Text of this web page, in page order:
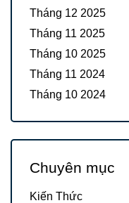
Tháng 12 2025
Tháng 11 2025
Tháng 10 2025
Tháng 11 2024
Tháng 10 2024
Chuyên mục
Kiến Thức